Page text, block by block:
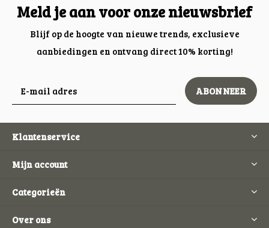
Meld je aan voor onze nieuwsbrief
Blijf op de hoogte van nieuwe trends, exclusieve
aanbiedingen en ontvang direct 10% korting!
ABONNEER
Klantenservice
Mijn account
Categorieën
Over ons